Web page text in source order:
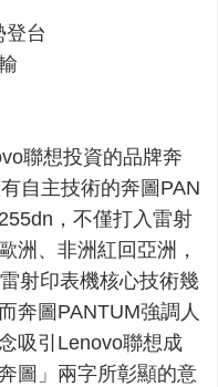
登台
聯想投資的品牌奔
自主技術的奔圖PAN
，不僅打入雷射
洲、非洲紅回亞洲，
射印表機核心技術幾
奔圖PANTUM強調人
吸引Lenovo聯想成
圖」兩字所彰顯的意